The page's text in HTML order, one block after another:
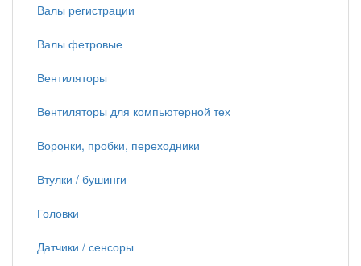
Валы регистрации
Валы фетровые
Вентиляторы
Вентиляторы для компьютерной тех
Воронки, пробки, переходники
Втулки / бушинги
Головки
Датчики / сенсоры